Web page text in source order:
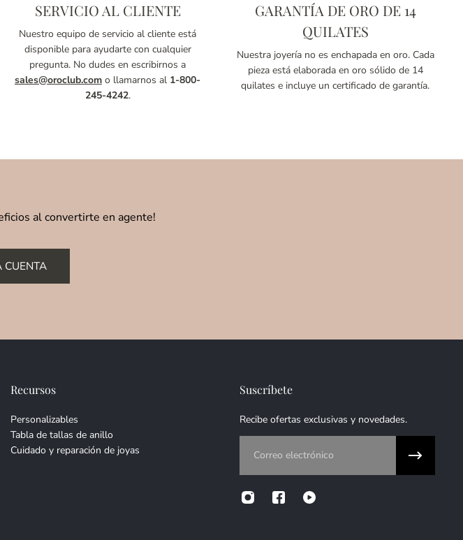
SERVICIO AL CLIENTE
Nuestro equipo de servicio al cliente está
disponible para ayudarte con cualquier
pregunta. No dudes en escribirnos a
sales@oroclub.com o llamarnos al 1-800-
245-4242.
GARANTÍA DE ORO DE 14
QUILATES
Nuestra joyería no es enchapada en oro. Cada
pieza está elaborada en oro sólido de 14
quilates e incluye un certificado de garantía.
al convertirte en agente!
CUENTA
Recursos
Personalizables
Tabla de tallas de anillo
Cuidado y reparación de joyas
Suscríbete
Recibe ofertas exclusivas y novedades.